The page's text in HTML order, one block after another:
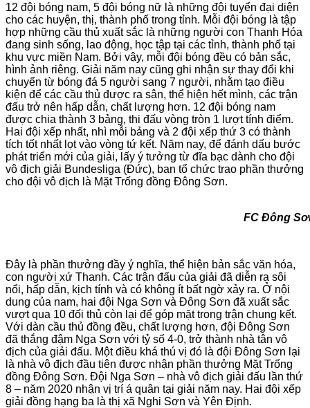
12 đội bóng nam, 5 đội bóng nữ là những đội tuyển đại diện
cho các huyện, thị, thành phố trong tỉnh. Mỗi đội bóng là tập
hợp những cầu thủ xuất sắc là những người con Thanh Hóa
đang sinh sống, lao động, học tập tại các tỉnh, thành phố tại
khu vực miền Nam. Bởi vậy, mỗi đội bóng đều có bản sắc,
hình ảnh riêng. Giải năm nay cũng ghi nhận sự thay đổi khi
chuyển từ bóng đá 5 người sang 7 người, nhằm tạo điều
kiện để các cầu thủ được ra sân, thể hiện hết mình, các trận
đấu trở nên hấp dẫn, chất lượng hơn. 12 đội bóng nam
được chia thành 3 bảng, thi đấu vòng tròn 1 lượt tính điểm.
Hai đội xếp nhất, nhì mỗi bảng và 2 đội xếp thứ 3 có thành
tích tốt nhất lọt vào vòng tứ kết. Năm nay, để đánh dấu bước
phát triển mới của giải, lấy ý tưởng từ đĩa bạc dành cho đội
vô địch giải Bundesliga (Đức), ban tổ chức trao phần thưởng
cho đội vô địch là Mặt Trống đồng Đông Sơn.
FC Đông Sơn là đương
Đây là phần thưởng đầy ý nghĩa, thể hiện bản sắc văn hóa,
con người xứ Thanh. Các trận đấu của giải đã diễn ra sôi
nổi, hấp dẫn, kịch tính và có không ít bất ngờ xảy ra. Ở nội
dung của nam, hai đội Nga Sơn và Đông Sơn đã xuất sắc
vượt qua 10 đối thủ còn lại để góp mặt trong trận chung kết.
Với dàn cầu thủ đồng đều, chất lượng hơn, đội Đông Sơn
đã thắng đậm Nga Sơn với tỷ số 4-0, trở thành nhà tân vô
địch của giải đấu. Một điều khá thú vị đó là đội Đông Sơn lại
là nhà vô địch đầu tiên được nhận phần thưởng Mặt Trống
đồng Đông Sơn. Đội Nga Sơn – nhà vô địch giải đấu lần thứ
8 – năm 2020 nhận vị trí á quân tại giải năm nay. Hai đội xếp
giải đồng hạng ba là thị xã Nghi Sơn và Yên Định.